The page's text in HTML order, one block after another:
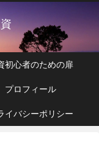
初心者のための扉
プロフィール
イバシーポリシー